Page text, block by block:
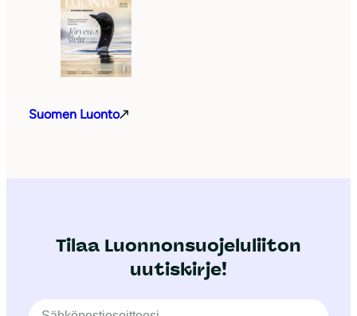
Suomen Luonto
Tilaa Luonnonsuojeluliiton
uutiskirje!